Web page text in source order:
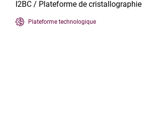
I2BC / Plateforme de cristallographie
Plateforme technologique